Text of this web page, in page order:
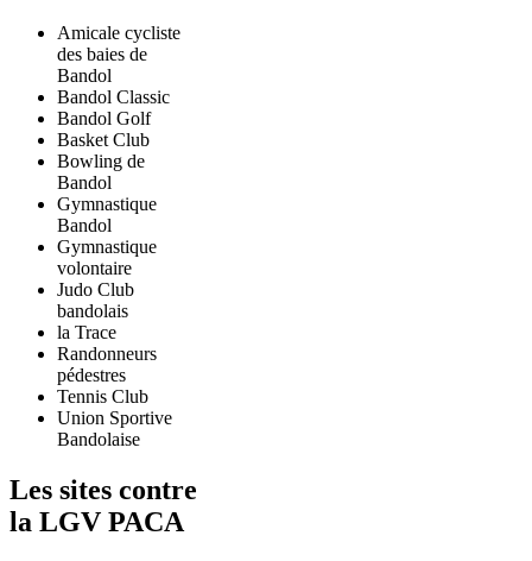
Amicale cycliste
des baies de
Bandol
Bandol Classic
Bandol Golf
Basket Club
Bowling de
Bandol
Gymnastique
Bandol
Gymnastique
volontaire
Judo Club
bandolais
la Trace
Randonneurs
pédestres
Tennis Club
Union Sportive
Bandolaise
Les sites contre
la LGV PACA